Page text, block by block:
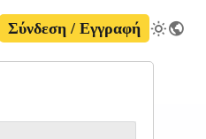
Σύνδεση / Εγγραφή